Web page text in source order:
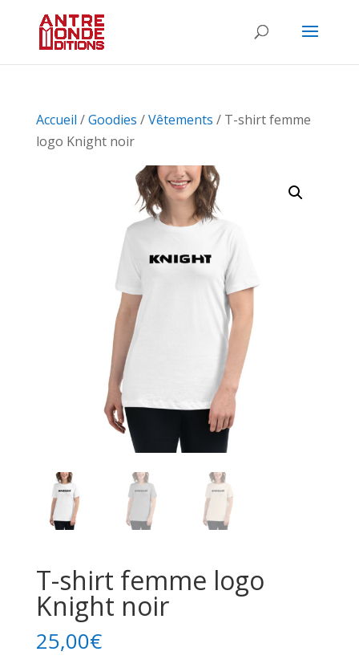
Accueil /Goodies /Vêtements / T-shirt femme
logo Knight noir
T-shirt femme logo
Knight noir
25,00€